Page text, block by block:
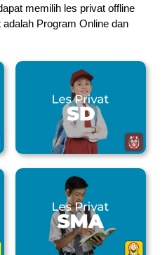
memilih les privat offline
adalah Program Online dan